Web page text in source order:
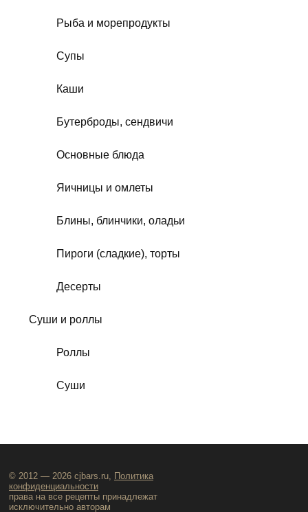
Рыба и морепродукты
Супы
Каши
Бутерброды, сендвичи
Основные блюда
Яичницы и омлеты
Блины, блинчики, оладьи
Пироги (сладкие), торты
Десерты
Суши и роллы
Роллы
Суши
© 2012 — 2026 cjbars.ru, Политика
конфиденциальности
права на все рецепты принадлежат
исключительно авторам